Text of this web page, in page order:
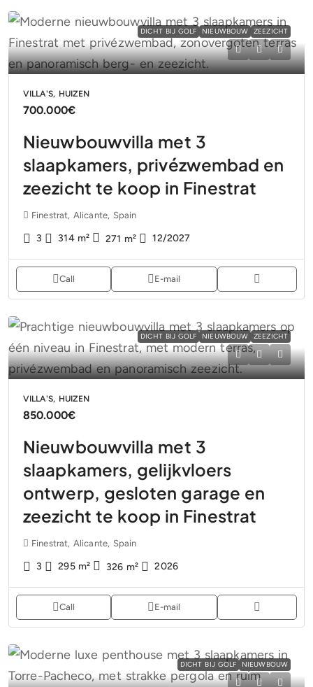
DICHT BIJ GOLF NIEUWBOUW ZEEZICHT
VILLA'S, HUIZEN
700.000€
Nieuwbouwvilla met 3
slaapkamers, privézwembad en
zeezicht te koop in Finestrat
Finestrat, Alicante, Spain
3 314 m² 271 m² 12/2027
Call E-mail
DICHT BIJ GOLF NIEUWBOUW ZEEZICHT
VILLA'S, HUIZEN
850.000€
Nieuwbouwvilla met 3
slaapkamers, gelijkvloers
ontwerp, gesloten garage en
zeezicht te koop in Finestrat
Finestrat, Alicante, Spain
3 295 m² 326 m² 2026
Call E-mail
DICHT BIJ GOLF NIEUWBOUW